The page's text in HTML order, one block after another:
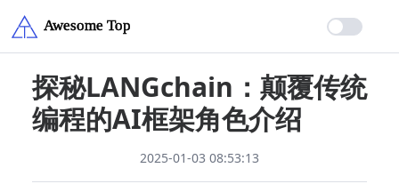
探秘LANGchain：颠覆传统
编程的AI框架角色介绍
2025-01-03 08:53:13